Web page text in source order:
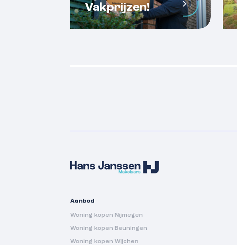
Vakprijzen!
Aanbod
Woning kopen Nijmegen
Woning kopen Beuningen
Woning kopen Wijchen